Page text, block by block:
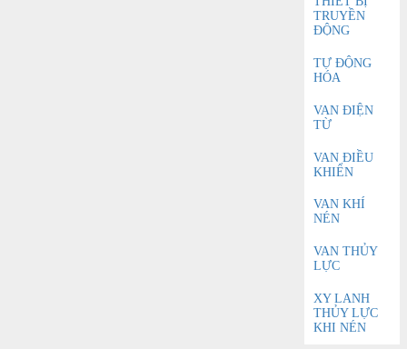
TRUYỀN
ĐỘNG
TỰ ĐỘNG
HÓA
VAN ĐIỆN
TỪ
VAN ĐIỀU
KHIỂN
VAN KHÍ
NÉN
VAN THỦY
LỰC
XY LANH
THỦY LỰC
KHI NÉN